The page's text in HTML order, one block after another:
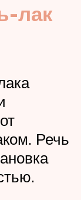
лак
Речь